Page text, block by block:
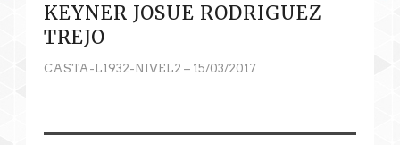
KEYNER JOSUE RODRIGUEZ
TREJO
CASTA-L1932-NIVEL2 – 15/03/2017